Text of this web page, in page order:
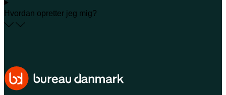
Hvordan opretter jeg mig?